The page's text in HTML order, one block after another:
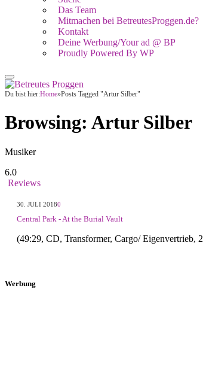
Das Team
Mitmachen bei BetreutesProggen.de?
Kontakt
Deine Werbung/Your ad @ BP
Proudly Powered By WP
Du bist hier:Home»Posts Tagged "Artur Silber"
Browsing: Artur Silber
Musiker
6.0
Reviews
30. JULI 20180
Central Park - At the Burial Vault
(49:29, CD, Transformer, Cargo/ Eigenvertrieb,
Werbung